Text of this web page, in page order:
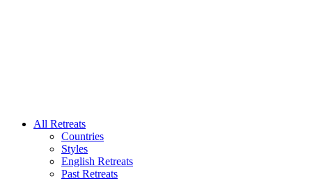
All Retreats
Countries
Styles
English Retreats
Past Retreats